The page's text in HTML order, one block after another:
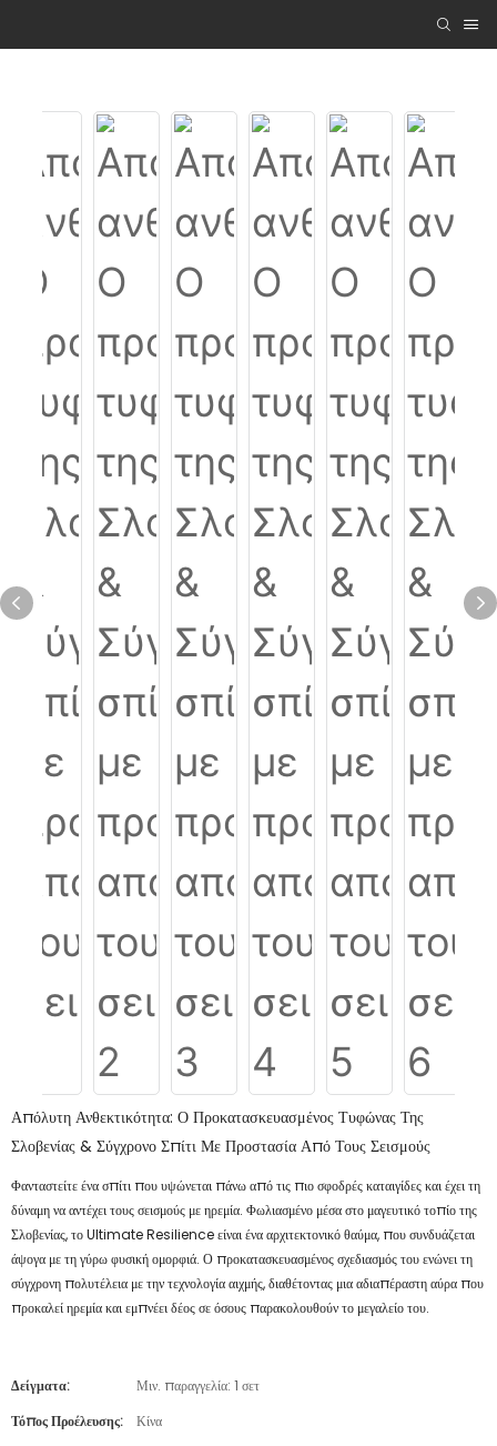
Απόλυτη Ανθεκτικότητα: Ο Προκατασκευασμένος Τυφώνας Της
Σλοβενίας & Σύγχρονο Σπίτι Με Προστασία Από Τους Σεισμούς
Φανταστείτε ένα σπίτι που υψώνεται πάνω από τις πιο σφοδρές καταιγίδες και έχει τη
δύναμη να αντέχει τους σεισμούς με ηρεμία. Φωλιασμένο μέσα στο μαγευτικό τοπίο της
Σλοβενίας, το Ultimate Resilience είναι ένα αρχιτεκτονικό θαύμα, που συνδυάζεται
άψογα με τη γύρω φυσική ομορφιά. Ο προκατασκευασμένος σχεδιασμός του ενώνει τη
σύγχρονη πολυτέλεια με την τεχνολογία αιχμής, διαθέτοντας μια αδιαπέραστη αύρα που
προκαλεί ηρεμία και εμπνέει δέος σε όσους παρακολουθούν το μεγαλείο του.
Δείγματα:
Μιν. παραγγελία: 1 σετ
Τόπος Προέλευσης:
Κίνα